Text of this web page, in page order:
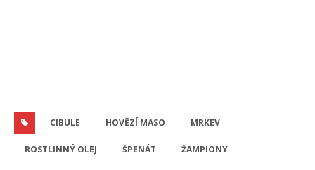
CIBULE HOVĚZÍ MASO MRKEV
ROSTLINNÝ OLEJ ŠPENÁT ŽAMPIONY